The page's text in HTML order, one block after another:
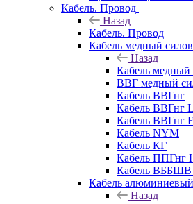
Кабель. Провод
Назад
Кабель. Провод
Кабель медный
Назад
Кабель медный
ВВГ медный
Кабель ВВГнг
Кабель ВВГнг
Кабель ВВГнг
Кабель NYM
Кабель КГ
Кабель ППГнг
Кабель ВББШВ
Кабель алюминиевый
Назад